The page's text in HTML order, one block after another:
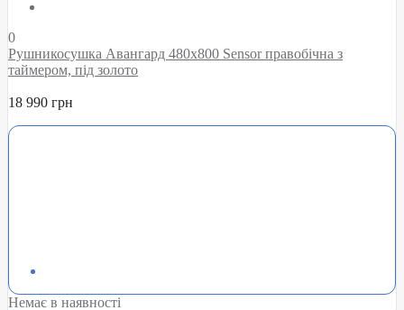
0
Рушникосушка Авангард 480х800 Sensor правобічна з
таймером, під золото
18 990 грн
Немає в наявності